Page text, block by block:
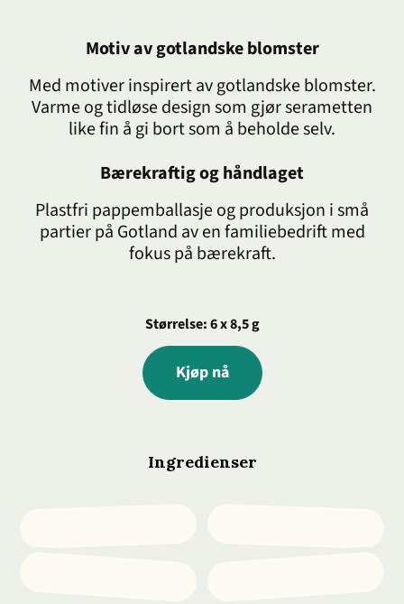
Motiv av gotlandske blomster
Med motiver inspirert av gotlandske blomster.
Varme og tidløse design som gjør serametten
like fin å gi bort som å beholde selv.
Bærekraftig og håndlaget
Plastfri pappemballasje og produksjon i små
partier på Gotland av en familiebedrift med
fokus på bærekraft.
Størrelse: 6 x 8,5 g
Kjøp nå
Ingredienser